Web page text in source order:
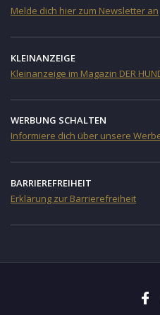
Melde dich hier zum Newsletter an
KLEINANZEIGE
Kleinanzeige im Magazin DER
WERBUNG SCHALTEN
Informiere dich über unsere
BARRIEREFREIHEIT
Erklärung zur Barrierefreiheit